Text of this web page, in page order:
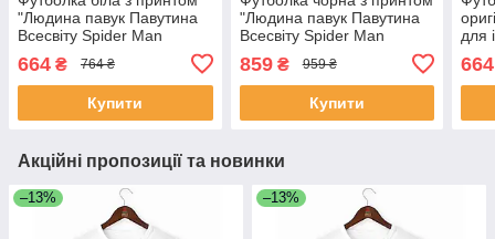
"Людина павук Павутина
Всесвіту Spider Man
Панк павук Spider Punk"
Push IT
664 ₴ 764 ₴
Купити
"Людина павук Павутина
Всесвіту Spider Man
Панк павук Spider Punk"
Push IT
859₴ 959 ₴
Купити
для
664
Акційні пропозиції та новинки
–13% –13%